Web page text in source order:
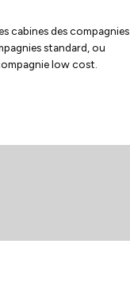
cabines des compagnies
standard, ou
low cost.